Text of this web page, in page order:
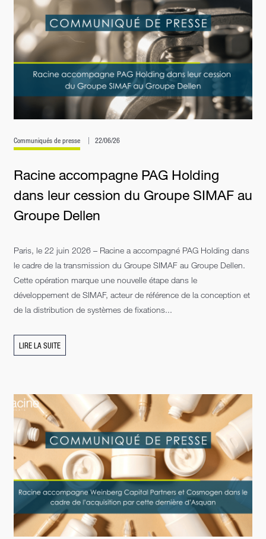
Communiqués de presse 22/06/26
Racine accompagne PAG Holding
dans leur cession du Groupe SIMAF au
Groupe Dellen
Paris, le 22 juin 2026 – Racine a accompagné PAG Holding dans
le cadre de la transmission du Groupe SIMAF au Groupe Dellen.
Cette opération marque une nouvelle étape dans le
développement de SIMAF, acteur de référence de la conception et
de la distribution de systèmes de fixations...
LIRE LA SUITE